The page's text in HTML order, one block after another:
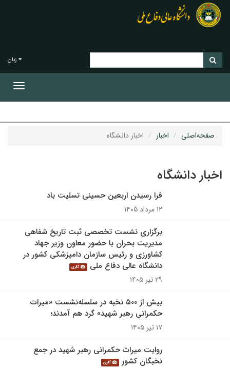
زبان
صفحه‌اصلی اخبار اخبار دانشگاه
اخبار دانشگاه
فرا رسیدن اربعین حسینی تسلیت باد
۱۲ مرداد ۱۴۰۵
برگزاری نشست تخصصی ثبت تاریخ شفاهی
مدیریت بحران با حضور معاون وزیر جهاد
کشاورزی و رئیس سازمان دامپزشکی کشور در
دانشگاه عالی دفاع ملی
گالری
۲۹ تیر ۱۴۰۵
بیش از ۵۰۰ نخبه در سلسله‌نشست «میراث
حکمرانی رهبر شهید» گرد هم آمدند؛
۱۷ تیر ۱۴۰۵
روایت میراث حکمرانی رهبر شهید در جمع
نخبگان کشور
گالری